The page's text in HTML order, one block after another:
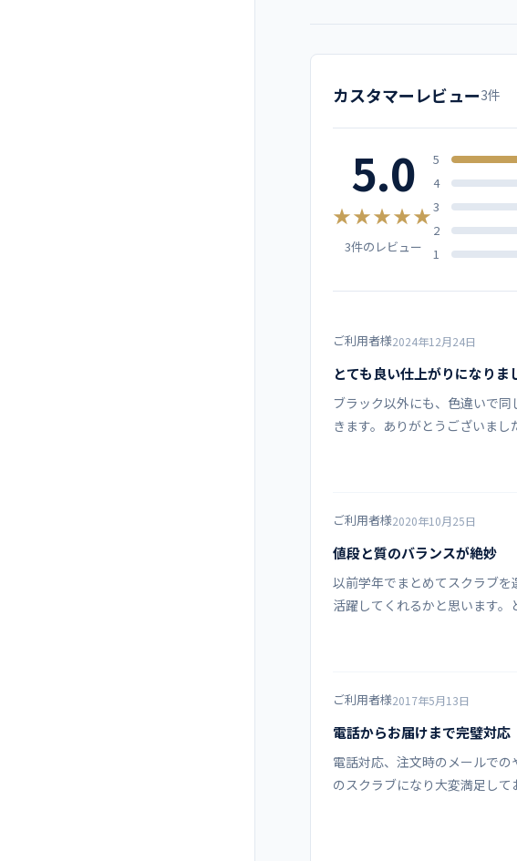
メーカー
機能
コーディネート例
ン
サイズ
SS
L
LL
3L
5L
カスタマーレビュー3件
5.0
★★★★★
3件のレビュー
5
4
3
2
1
ご利用者様2024年12月24日
とても良い仕上がりになりま
ブラック以外にも、色違いで
きます。ありがとうございまし
ご利用者様2020年10月25日
値段と質のバランスが絶妙
以前学年でまとめてスクラブ
活躍してくれるかと思います。
ご利用者様2017年5月13日
電話からお届けまで完璧対応
電話対応、注文時のメールで
のスクラブになり大変満足して